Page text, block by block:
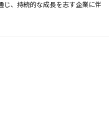
じ、持続的な成長を志す企業に伴